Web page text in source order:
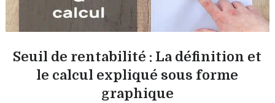
Seuil de rentabilité : La définition et
le calcul expliqué sous forme
graphique